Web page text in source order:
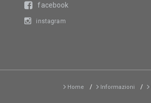
facebook
instagram
Home Informazioni